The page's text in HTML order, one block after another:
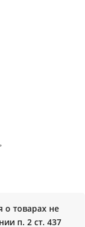
о товарах не
п. 2 ст. 437